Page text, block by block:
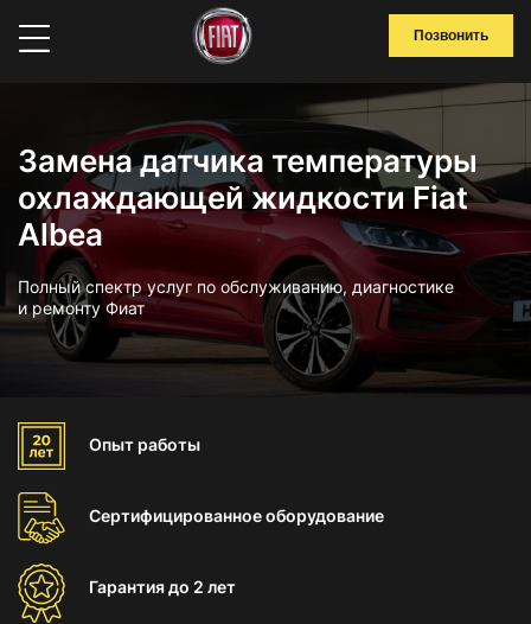
Позвонить
Замена датчика температуры
охлаждающей жидкости Fiat
Albea
Полный спектр услуг по обслуживанию, диагностике
и ремонту Фиат
Опыт работы
Сертифицированноеоборудование
Гарантиядо 2 лет